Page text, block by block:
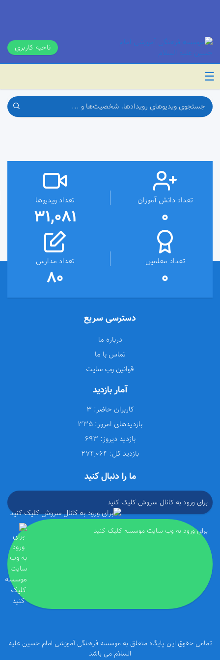
ناحیه کاربری
☰
تعداد دانش آموزان
0
تعداد ویدیوها
31,081
تعداد معلمین
0
تعداد مدارس
80
دسترسی سریع
درباره ما
تماس با ما
قوانین وب سایت
آمار بازدید
کاربران حاضر:
بازدیدهای امروز:
بازدید دیروز:
بازدید کل:
ما را دنبال کنید
برای ورود به کانال سروش کلیک کنید
برای ورود به وب سایت موسسه کلیک کنید
تمامی حقوق این پایگاه متعلق به موسسه فرهنگی آموزشی امام حسین علیه
السلام می باشد